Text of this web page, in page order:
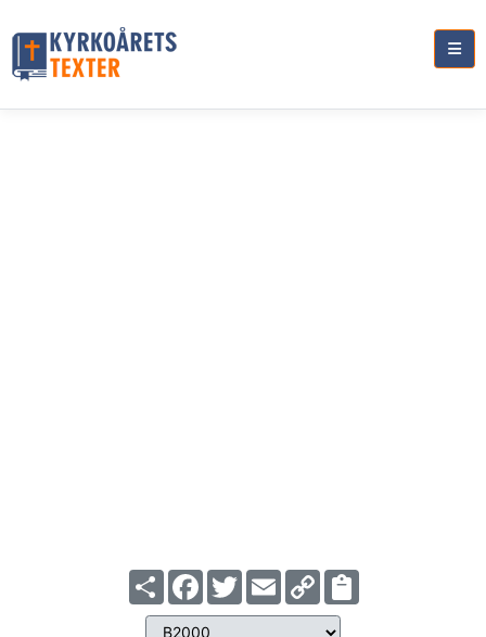
ShareFacebook
TwitterEmailCopy
Link